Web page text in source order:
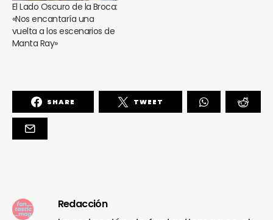
El Lado Oscuro de la Broca:
«Nos encantaría una
vuelta a los escenarios de
Manta Ray»
SHARE TWEET
Redacción